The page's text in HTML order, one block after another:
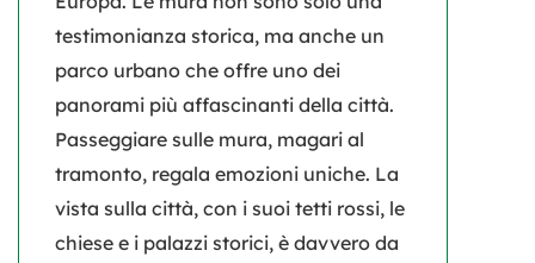
testimonianza storica, ma anche un
parco urbano che offre uno dei
panorami più affascinanti della città.
Passeggiare sulle mura, magari al
tramonto, regala emozioni uniche. La
vista sulla città, con i suoi tetti rossi, le
chiese e i palazzi storici, è davvero da